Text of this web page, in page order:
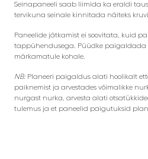
Seinapaneeli saab liimida ka eraldi
tervikuna seinale kinnitada näiteks
Paneelide jätkamist ei soovitata, kuid
tappühendusega. Püüdke paigaldada
märkamatule kohale.
NB: Planeeri paigaldus alati hoolikalt
paiknemist ja arvestades võimalikke
nurgast nurka, arvesta alati
tulemus ja et paneelid paigutuksid